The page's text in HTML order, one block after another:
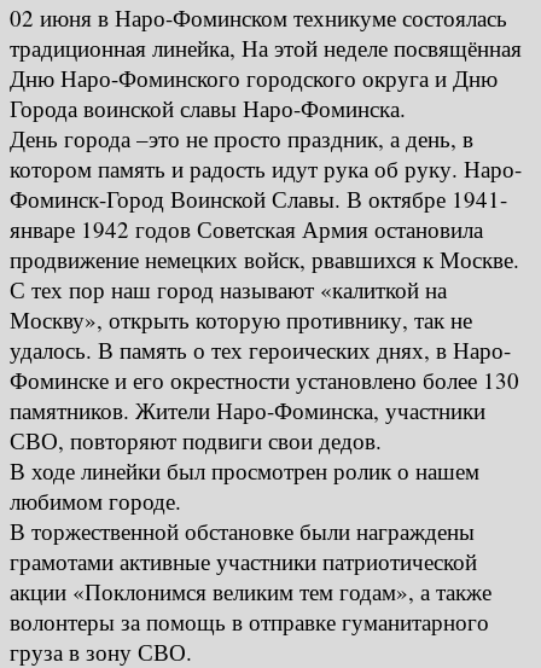
02 июня в Наро-Фоминском техникуме состоялась
традиционная линейка, На этой неделе посвящённая
Дню Наро-Фоминского городского округа и Дню
Города воинской славы Наро-Фоминска.
День города –это не просто праздник, а день, в
котором память и радость идут рука об руку. Наро-
Фоминск-Город Воинской Славы. В октябре 1941-
январе 1942 годов Советская Армия остановила
продвижение немецких войск, рвавшихся к Москве.
С тех пор наш город называют «калиткой на
Москву», открыть которую противнику, так не
удалось. В память о тех героических днях, в Наро-
Фоминске и его окрестности установлено более 130
памятников. Жители Наро-Фоминска, участники
СВО, повторяют подвиги свои дедов.
В ходе линейки был просмотрен ролик о нашем
любимом городе.
В торжественной обстановке были награждены
грамотами активные участники патриотической
акции «Поклонимся великим тем годам», а также
волонтеры за помощь в отправке гуманитарного
груза в зону СВО.